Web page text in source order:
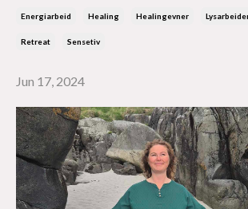
Energiarbeid Healing Healingevner
Retreat Sensetiv
Jun 17, 2024